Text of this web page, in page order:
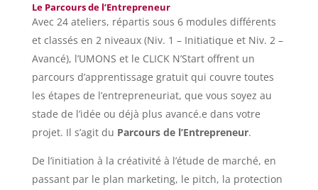
Le Parcours de l’Entrepreneur
Avec 24 ateliers, répartis sous 6 modules différents
et classés en 2 niveaux (Niv. 1 – Initiatique et Niv. 2 –
Avancé), l’UMONS et le CLICK N’Start offrent un
parcours d’apprentissage gratuit qui couvre toutes
les étapes de l’entrepreneuriat, que vous soyez au
stade de l’idée ou déjà plus avancé.e dans votre
projet. Il s’agit du Parcours de l’Entrepreneur.
De l’initiation à la créativité à l’étude de marché, en
passant par le plan marketing, le pitch, la protection